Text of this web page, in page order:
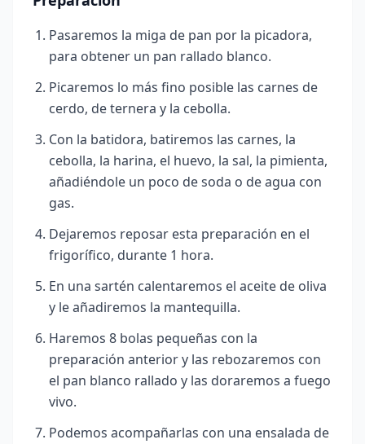
Pasaremos la miga de pan por la picadora,
para obtener un pan rallado blanco.
Picaremos lo más fino posible las carnes de
cerdo, de ternera y la cebolla.
Con la batidora, batiremos las carnes, la
cebolla, la harina, el huevo, la sal, la pimienta,
añadiéndole un poco de soda o de agua con
gas.
Dejaremos reposar esta preparación en el
frigorífico, durante 1 hora.
En una sartén calentaremos el aceite de oliva
y le añadiremos la mantequilla.
Haremos 8 bolas pequeñas con la
preparación anterior y las rebozaremos con
el pan blanco rallado y las doraremos a fuego
vivo.
Podemos acompañarlas con una ensalada de